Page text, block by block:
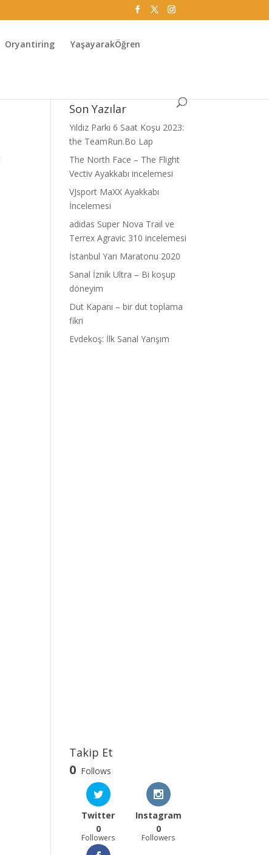
Oryantiring YaşayarakÖğren
Son Yazılar
Yıldız Parkı 6 Saat Koşu 2023:
the TeamRun.Bo Lap
The North Face – The Flight
Vectiv Ayakkabı incelemesi
VJsport MaXX Ayakkabı
İncelemesi
adidas Super Nova Trail ve
Terrex Agravic 310 incelemesi
İstanbul Yarı Maratonu 2020
Sanal İznik Ultra – Bi koşup
döneyim
Dut Kapanı – bir dut toplama
fikri
Evdekoş: İlk Sanal Yarışım
Takip Et
0 Follows
Twitter
0
Followers
Instagram
0
Followers